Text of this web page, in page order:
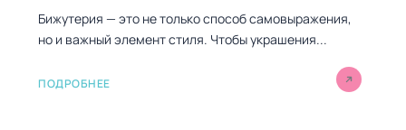
Бижутерия — это не только способ самовыражения,
но и важный элемент стиля. Чтобы украшения...
ПОДРОБНЕЕ